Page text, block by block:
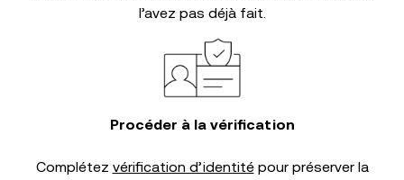
l’avez pas déjà fait.
Procéder à la vérification
Complétez vérification d’identitépour préserver la